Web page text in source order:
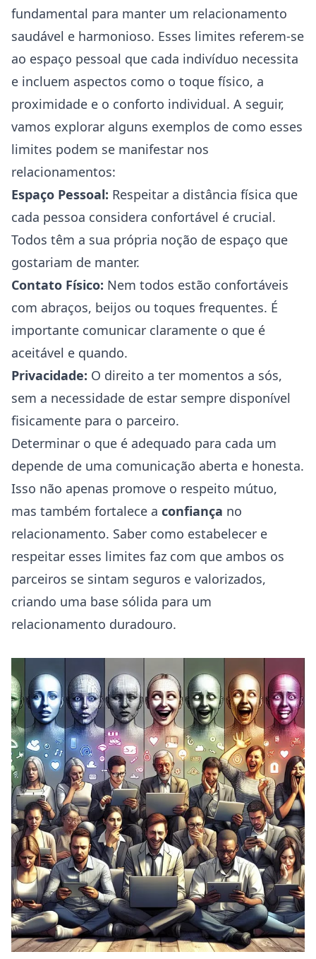
fundamental para manter um relacionamento
saudável e harmonioso. Esses limites referem-se
ao espaço pessoal que cada indivíduo necessita
e incluem aspectos como o toque físico, a
proximidade e o conforto individual. A seguir,
vamos explorar alguns exemplos de como esses
limites podem se manifestar nos
relacionamentos:
Espaço Pessoal: Respeitar a distância física que
cada pessoa considera confortável é crucial.
Todos têm a sua própria noção de espaço que
gostariam de manter.
Contato Físico: Nem todos estão confortáveis
com abraços, beijos ou toques frequentes. É
importante comunicar claramente o que é
aceitável e quando.
Privacidade: O direito a ter momentos a sós,
sem a necessidade de estar sempre disponível
fisicamente para o parceiro.
Determinar o que é adequado para cada um
depende de uma comunicação aberta e honesta.
Isso não apenas promove o respeito mútuo,
mas também fortalece a confiança no
relacionamento. Saber como estabelecer e
respeitar esses limites faz com que ambos os
parceiros se sintam seguros e valorizados,
criando uma base sólida para um
relacionamento duradouro.